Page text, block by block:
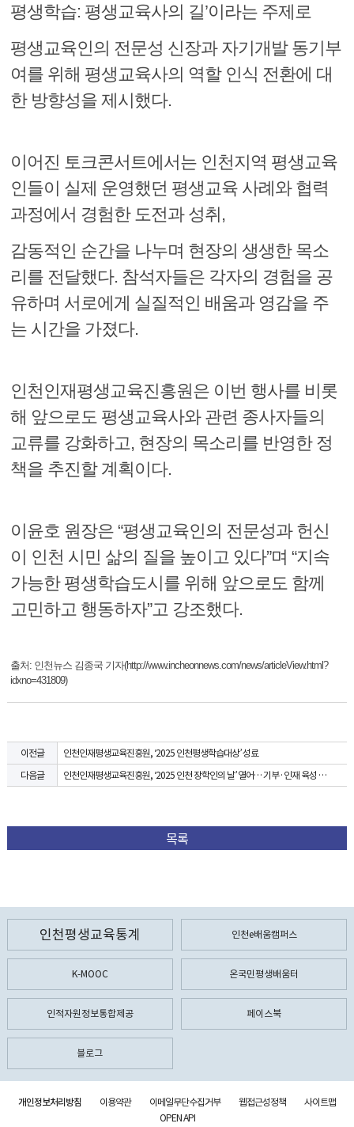
평생학습: 평생교육사의 길’이라는 주제로
평생교육인의 전문성 신장과 자기개발 동기부
여를 위해 평생교육사의 역할 인식 전환에 대
한 방향성을 제시했다.
이어진 토크콘서트에서는 인천지역 평생교육
인들이 실제 운영했던 평생교육 사례와 협력
과정에서 경험한 도전과 성취,
감동적인 순간을 나누며 현장의 생생한 목소
리를 전달했다. 참석자들은 각자의 경험을 공
유하며 서로에게 실질적인 배움과 영감을 주
는 시간을 가졌다.
인천인재평생교육진흥원은 이번 행사를 비롯
해 앞으로도 평생교육사와 관련 종사자들의
교류를 강화하고, 현장의 목소리를 반영한 정
책을 추진할 계획이다.
이윤호 원장은 “평생교육인의 전문성과 헌신
이 인천 시민 삶의 질을 높이고 있다”며 “지속
가능한 평생학습도시를 위해 앞으로도 함께
고민하고 행동하자”고 강조했다.
출처: 인천뉴스 김종국 기자(http://www.incheonnews.com/news/articleView.html?
idxno=431809)
이전글
인천인재평생교육진흥원, ‘2025 인천평생학습대상’ 성료
다음글
인천인재평생교육진흥원, ‘2025 인천 장학인의 날’ 열어… 기부·인재 육성 성과 공유
목록
인천평생교육통계 인천e배움캠퍼스
K-MOOC 온국민평생배움터
인적자원정보통합제공 페이스북
블로그
개인정보처리방침 이용약관 이메일무단수집거부 웹접근성정책
사이트맵
OPEN API